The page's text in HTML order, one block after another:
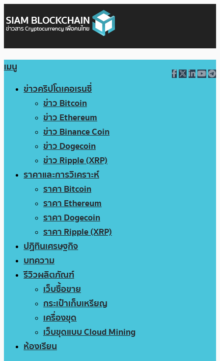
เมนู
ข่าวคริปโตเคอเรนซี่
ข่าว Bitcoin
ข่าว Ethereum
ข่าว Binance Coin
ข่าว Dogecoin
ข่าว Ripple (XRP)
ราคาและการวิเคราะห์
ราคา Bitcoin
ราคา Ethereum
ราคา Dogecoin
ราคา Ripple (XRP)
ปฏิทินเศรษฐกิจ
บทความ
รีวิวผลิตภัณฑ์
เว็บซื้อขาย
กระเป๋าเก็บเหรียญ
เครื่องขุด
เว็บขุดแบบ Cloud Mining
ห้องเรียน